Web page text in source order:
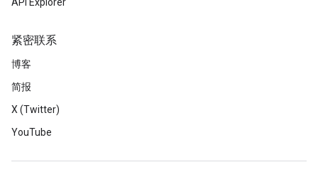
紧密联系
博客
简报
X (Twitter)
YouTube